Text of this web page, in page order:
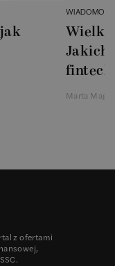
Jakich
Marta
z ofertami